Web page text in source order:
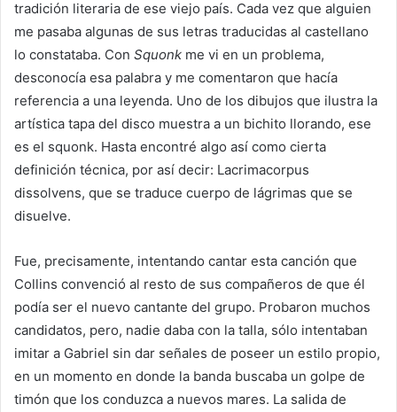
tradición literaria de ese viejo país. Cada vez que alguien
me pasaba algunas de sus letras traducidas al castellano
lo constataba. Con Squonk me vi en un problema,
desconocía esa palabra y me comentaron que hacía
referencia a una leyenda. Uno de los dibujos que ilustra la
artística tapa del disco muestra a un bichito llorando, ese
es el squonk. Hasta encontré algo así como cierta
definición técnica, por así decir: Lacrimacorpus
dissolvens, que se traduce cuerpo de lágrimas que se
disuelve.
Fue, precisamente, intentando cantar esta canción que
Collins convenció al resto de sus compañeros de que él
podía ser el nuevo cantante del grupo. Probaron muchos
candidatos, pero, nadie daba con la talla, sólo intentaban
imitar a Gabriel sin dar señales de poseer un estilo propio,
en un momento en donde la banda buscaba un golpe de
timón que los conduzca a nuevos mares. La salida de